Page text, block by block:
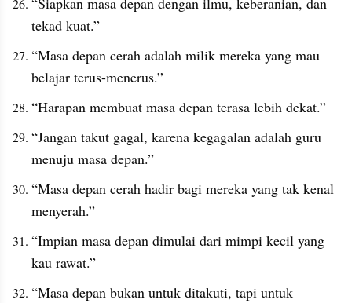
tekad kuat.”
“Masa depan cerah adalah milik mereka yang mau
belajar terus-menerus.”
“Harapan membuat masa depan terasa lebih dekat.”
“Jangan takut gagal, karena kegagalan adalah guru
menuju masa depan.”
“Masa depan cerah hadir bagi mereka yang tak kenal
menyerah.”
“Impian masa depan dimulai dari mimpi kecil yang
kau rawat.”
“Masa depan bukan untuk ditakuti, tapi untuk